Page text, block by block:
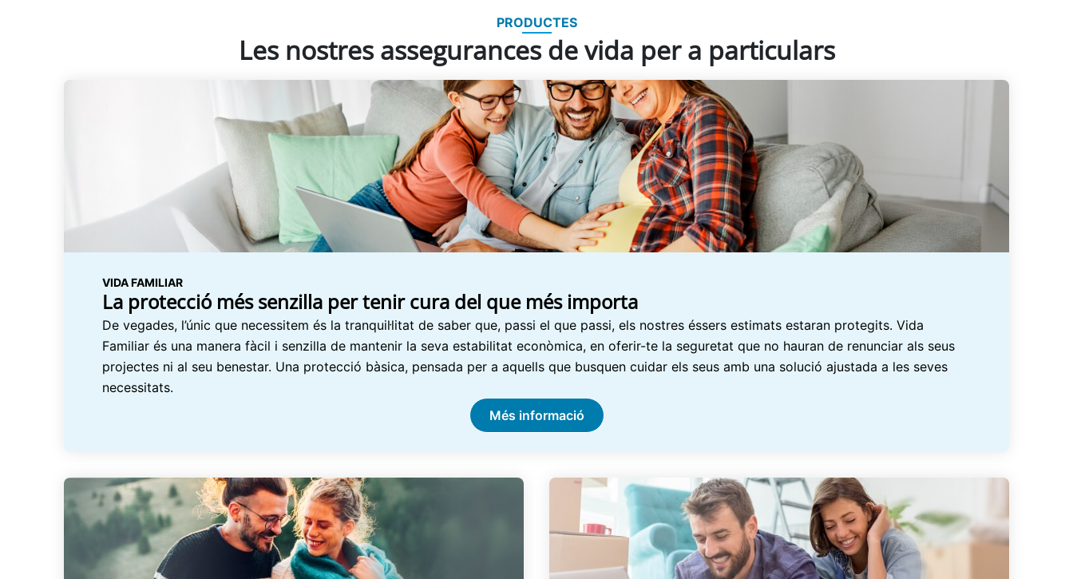
PRODUCTES
Les nostres assegurances de vida per a particulars
VIDA FAMILIAR
La protecció més senzilla per tenir cura del que més importa
De vegades, l’únic que necessitem és la tranquil·litat de saber que, passi el que passi, els nostres éssers estimats estaran protegits. Vida
Familiar és una manera fàcil i senzilla de mantenir la seva estabilitat econòmica, en oferir-te la seguretat que no hauran de renunciar als seus
projectes ni al seu benestar. Una protecció bàsica, pensada per a aquells que busquen cuidar els seus amb una solució ajustada a les seves
necessitats.
Més informació